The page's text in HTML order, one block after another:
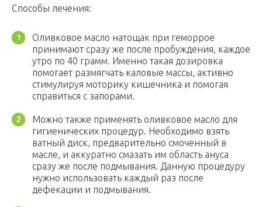
Способы лечения:
Оливковое масло натощак при геморрое
принимают сразу же после пробуждения, каждое
утро по 40 грамм. Именно такая дозировка
помогает размягчать каловые массы, активно
стимулируя моторику кишечника и помогая
справиться с запорами.
Можно также применять оливковое масло для
гигиенических процедур. Необходимо взять
ватный диск, предварительно смоченный в
масле, и аккуратно смазать им область ануса
сразу же после подмывания. Данную процедуру
нужно использовать каждый раз после
дефекации и подмывания.